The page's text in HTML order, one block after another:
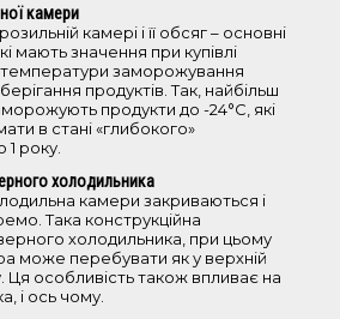
Морозильні скрині
Компресори
Техніка зі знижкою
Архівні моделі
камери
камері і її обсяг – основні
мають значення при купівлі
температури заморожування
продуктів. Так, найбільш
продукти до -24°С, які
в стані «глибокого»
року.
холодильника
камери закриваються і
Така конструкційна
холодильника, при цьому
може перебувати як у верхній
Ця особливість також впливає на
і ось чому.